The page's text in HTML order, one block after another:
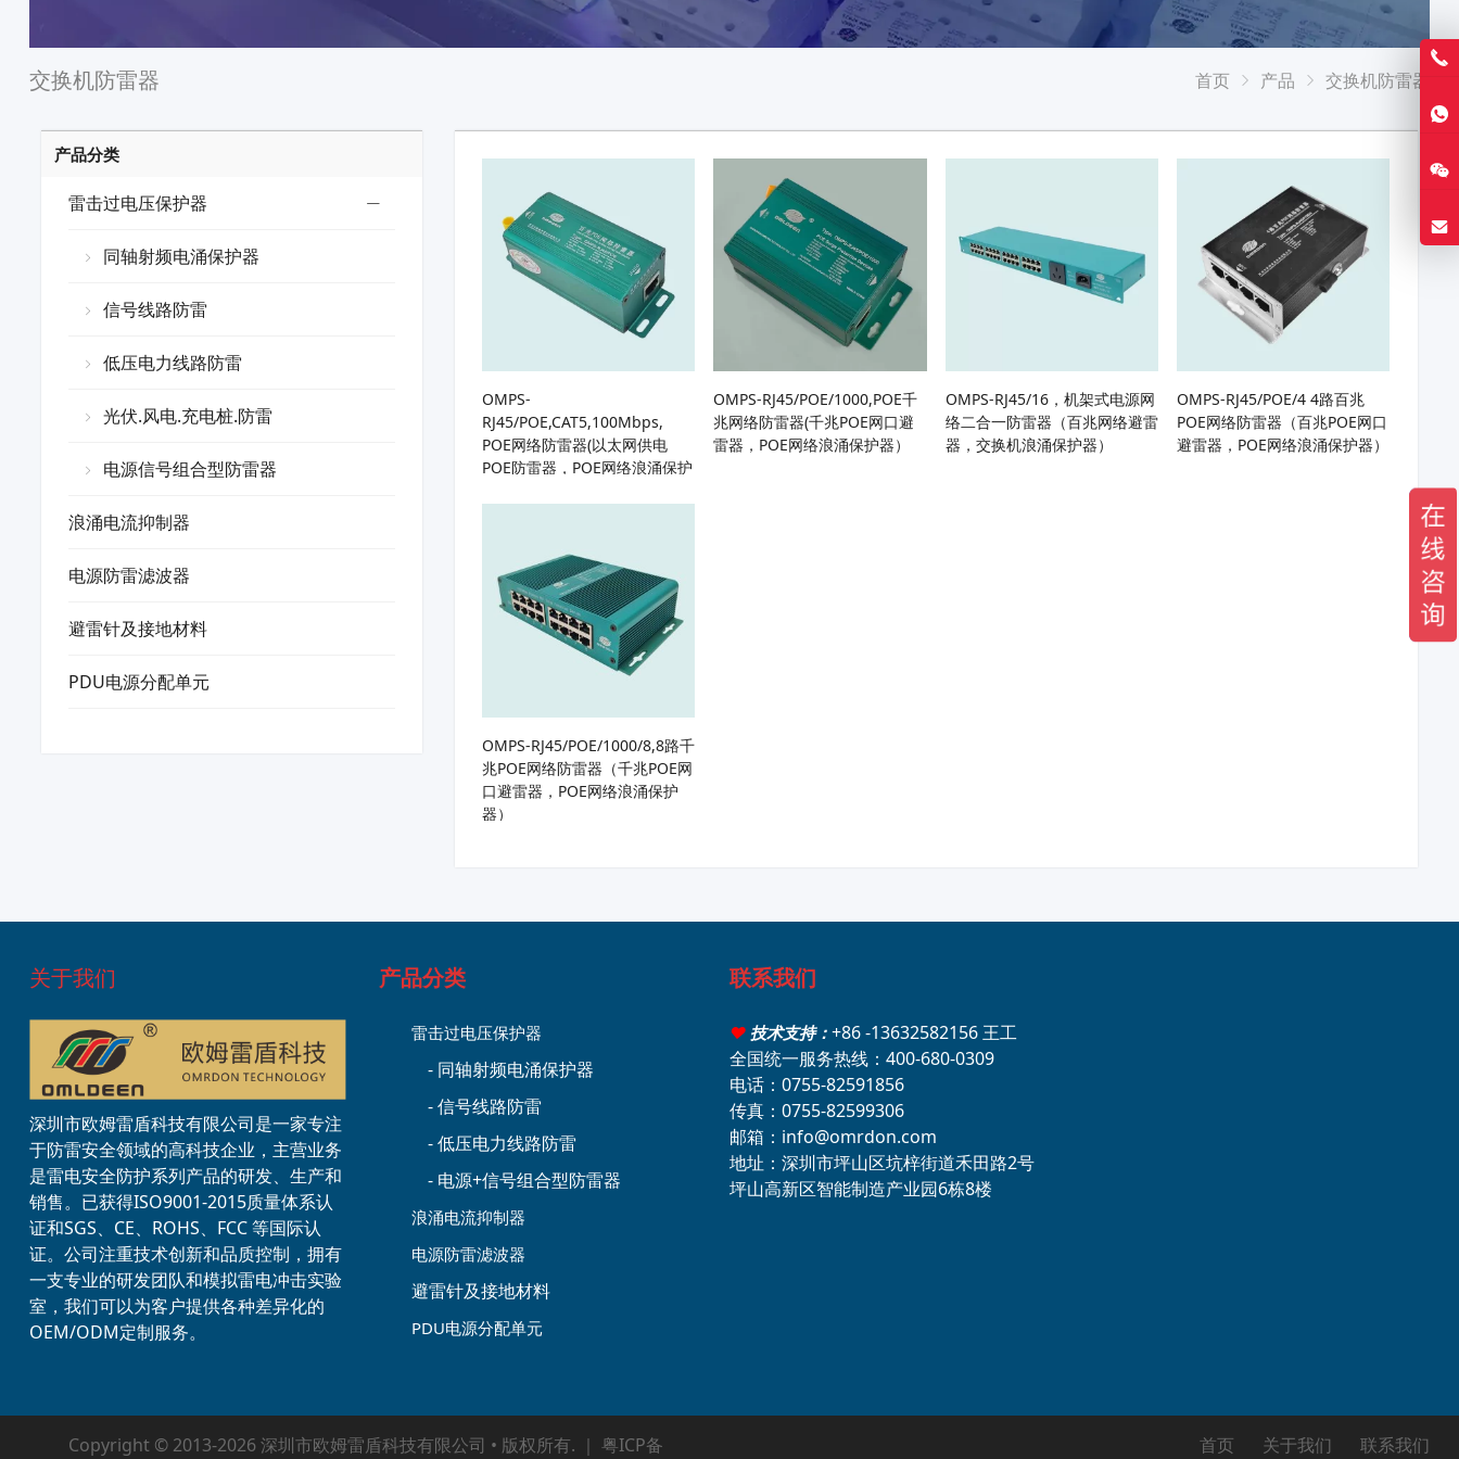
交换机防雷器 首页 产品 交换机防雷器
OMPS-
RJ45/POE,CAT5,100Mbps,
POE网络防雷器(以太网供电
POE防雷器，POE网络浪涌保护
OMPS-RJ45/POE/1000,POE千
兆网络防雷器(千兆POE网口避
雷器，POE网络浪涌保护器）
OMPS-RJ45/16，机架式电源网
络二合一防雷器（百兆网络避雷
器，交换机浪涌保护器）
OMPS-RJ45/POE/4 4路百兆
POE网络防雷器（百兆POE网口
避雷器，POE网络浪涌保护器）
OMPS-RJ45/POE/1000/8,8路千
兆POE网络防雷器（千兆POE网
口避雷器，POE网络浪涌保护
器）
产品分类
雷击过电压保护器
同轴射频电涌保护器
信号线路防雷
低压电力线路防雷
光伏.风电.充电桩.防雷
电源信号组合型防雷器
浪涌电流抑制器
电源防雷滤波器
避雷针及接地材料
PDU电源分配单元
关于我们
深圳市欧姆雷盾科技有限公司是一家专注
于防雷安全领域的高科技企业，主营业务
是雷电安全防护系列产品的研发、生产和
销售。已获得ISO9001-2015质量体系认
证和SGS、CE、ROHS、FCC 等国际认
证。公司注重技术创新和品质控制，拥有
一支专业的研发团队和模拟雷电冲击实验
室，我们可以为客户提供各种差异化的
OEM/ODM定制服务。
产品分类
雷击过电压保护器
- 同轴射频电涌保护器
- 信号线路防雷
- 低压电力线路防雷
- 电源+信号组合型防雷器
浪涌电流抑制器
电源防雷滤波器
避雷针及接地材料
PDU电源分配单元
联系我们
♥技术支持： +86 -13632582156 王工
全国统一服务热线：400-680-0309
电话：0755-82591856
传真：0755-82599306
邮箱：info@omrdon.com
地址：深圳市坪山区坑梓街道禾田路2号
坪山高新区智能制造产业园6栋8楼
Copyright © 2013-2026 深圳市欧姆雷盾科技有限公司 • 版权所有. ｜ 粤ICP备
首页 关于我们 联系我们